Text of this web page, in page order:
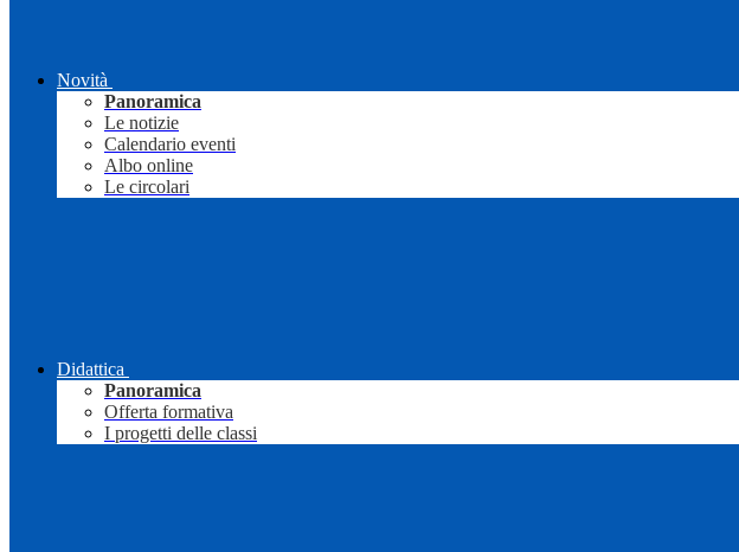
Novità
Panoramica
Le notizie
Calendario eventi
Albo online
Le circolari
Didattica
Panoramica
Offerta formativa
I progetti delle classi